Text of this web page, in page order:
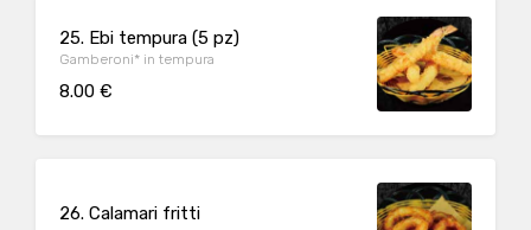
25. Ebi tempura (5 pz)
Gamberoni* in tempura
8.00 €
26. Calamari fritti